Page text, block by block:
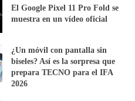
El Google Pixel 11 Pro Fold se
muestra en un vídeo oficial
¿Un móvil con pantalla sin
biseles? Así es la sorpresa que
prepara TECNO para el IFA
2026